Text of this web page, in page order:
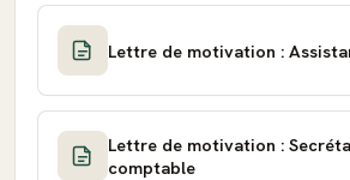
Lettre de motivation :
Lettre de motivation :
comptable